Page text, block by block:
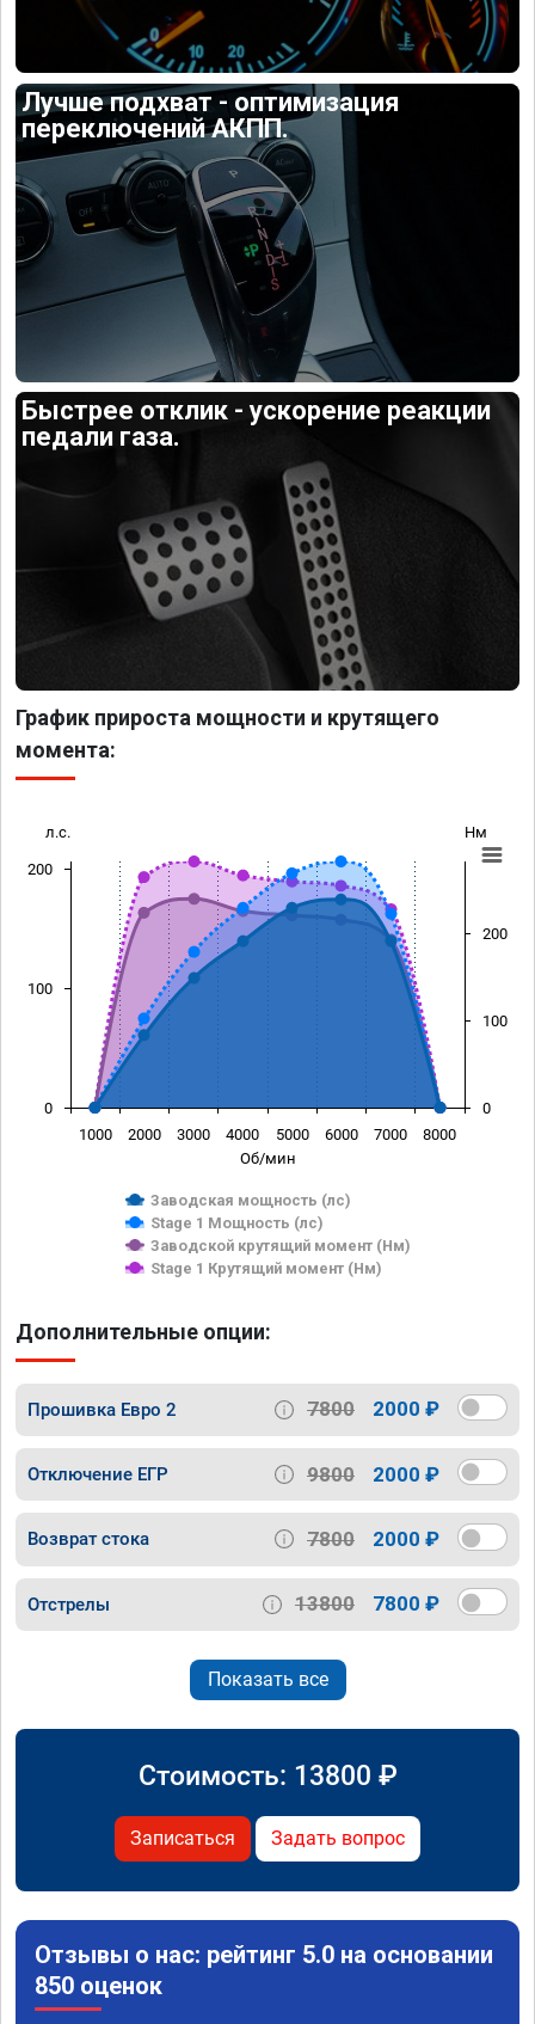
Лучше подхват - оптимизация
переключений АКПП.
Быстрее отклик - ускорение реакции
педали газа.
График прироста мощности и крутящего
момента:
Об/мин
л.с. Нм
Заводская мощность (лс)
Stage 1 Мощность (лс)
Заводской крутящий момент (Нм)
Stage 1 Крутящий момент (Нм)
1000 2000 3000 4000 5000 6000 7000 8000
0
100
200
0
100
200
Дополнительные опции:
Прошивка Евро 2 7800 2000 ₽
Отключение ЕГР 9800 2000 ₽
Возврат стока 7800 2000 ₽
Отстрелы 13800 7800 ₽
Показать все
Стоимость: 13800 ₽
Записаться Задать вопрос
Отзывы о нас: рейтинг 5.0 на основании
850 оценок